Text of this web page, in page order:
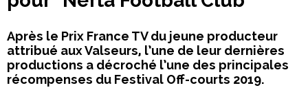
Après le Prix France TV du jeune producteur
attribué aux Valseurs, l’une de leur dernières
productions a décroché l’une des principales
récompenses du Festival Off-courts 2019.